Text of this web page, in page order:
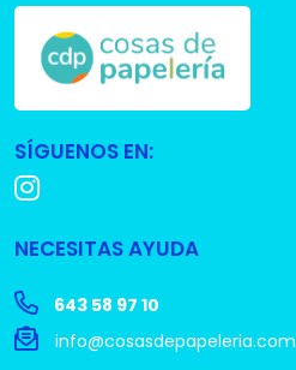
SÍGUENOS EN:
NECESITAS AYUDA
643 58 97 10
info@cosasdepapeleria.com